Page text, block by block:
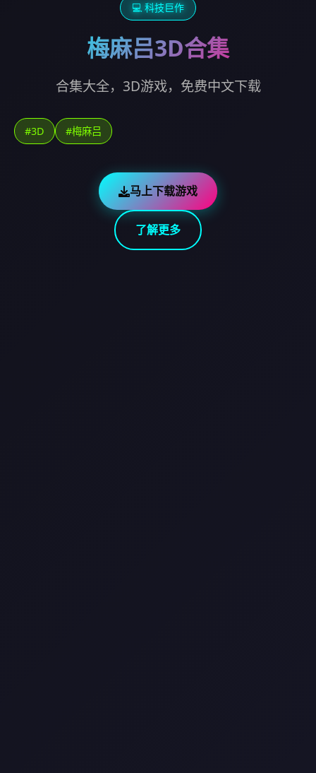
💻 科技巨作
梅麻吕3D合集
合集大全，3D游戏，免费中文下载
#3D #梅麻吕
马上下载游戏
了解更多